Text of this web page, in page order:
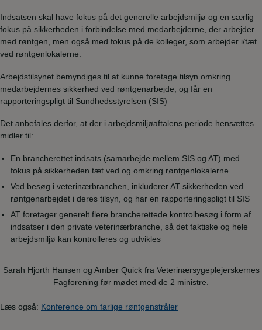
Indsatsen skal have fokus på det generelle arbejdsmiljø og en særlig
fokus på sikkerheden i forbindelse med medarbejderne, der arbejder
med røntgen, men også med fokus på de kolleger, som arbejder i/tæt
ved røntgenlokalerne.
Arbejdstilsynet bemyndiges til at kunne foretage tilsyn omkring
medarbejdernes sikkerhed ved røntgenarbejde, og får en
rapporteringspligt til Sundhedsstyrelsen (SIS)
Det anbefales derfor, at der i arbejdsmiljøaftalens periode hensættes
midler til:
En brancherettet indsats (samarbejde mellem SIS og AT) med
fokus på sikkerheden tæt ved og omkring røntgenlokalerne
Ved besøg i veterinærbranchen, inkluderer AT sikkerheden ved
røntgenarbejdet i deres tilsyn, og har en rapporteringspligt til SIS
AT foretager generelt flere brancherettede kontrolbesøg i form af
indsatser i den private veterinærbranche, så det faktiske og hele
arbejdsmiljø kan kontrolleres og udvikles
Sarah Hjorth Hansen og Amber Quick fra Veterinærsygeplejerskernes
Fagforening før mødet med de 2 ministre.
Læs også: Konference om farlige røntgenstråler